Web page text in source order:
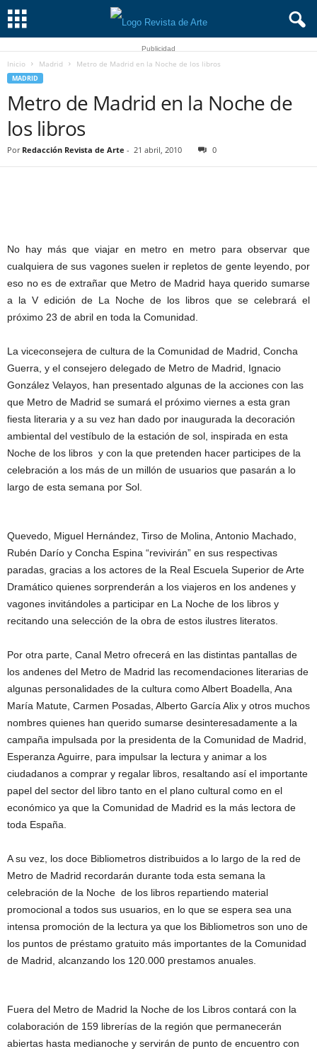
Publicidad
Inicio Madrid Metro de Madrid en la Noche de los libros
MADRID
Metro de Madrid en la Noche de
los libros
Por Redacción Revista de Arte - 21 abril, 2010 0
No hay más que viajar en metro en metro para observar que
cualquiera de sus vagones suelen ir repletos de gente leyendo, por
eso no es de extrañar que Metro de Madrid haya querido sumarse
a la V edición de La Noche de los libros que se celebrará el
próximo 23 de abril en toda la Comunidad.
La viceconsejera de cultura de la Comunidad de Madrid, Concha
Guerra, y el consejero delegado de Metro de Madrid, Ignacio
González Velayos, han presentado algunas de la acciones con las
que Metro de Madrid se sumará el próximo viernes a esta gran
fiesta literaria y a su vez han dado por inaugurada la decoración
ambiental del vestíbulo de la estación de sol, inspirada en esta
Noche de los libros y con la que pretenden hacer participes de la
celebración a los más de un millón de usuarios que pasarán a lo
largo de esta semana por Sol.
Quevedo, Miguel Hernández, Tirso de Molina, Antonio Machado,
Rubén Darío y Concha Espina “revivirán” en sus respectivas
paradas, gracias a los actores de la Real Escuela Superior de Arte
Dramático quienes sorprenderán a los viajeros en los andenes y
vagones invitándoles a participar en La Noche de los libros y
recitando una selección de la obra de estos ilustres literatos.
Por otra parte, Canal Metro ofrecerá en las distintas pantallas de
los andenes del Metro de Madrid las recomendaciones literarias de
algunas personalidades de la cultura como Albert Boadella, Ana
María Matute, Carmen Posadas, Alberto García Alix y otros muchos
nombres quienes han querido sumarse desinteresadamente a la
campaña impulsada por la presidenta de la Comunidad de Madrid,
Esperanza Aguirre, para impulsar la lectura y animar a los
ciudadanos a comprar y regalar libros, resaltando así el importante
papel del sector del libro tanto en el plano cultural como en el
económico ya que la Comunidad de Madrid es la más lectora de
toda España.
A su vez, los doce Bibliometros distribuidos a lo largo de la red de
Metro de Madrid recordarán durante toda esta semana la
celebración de la Noche de los libros repartiendo material
promocional a todos sus usuarios, en lo que se espera sea una
intensa promoción de la lectura ya que los Bibliometros son uno de
los puntos de préstamo gratuito más importantes de la Comunidad
de Madrid, alcanzando los 120.000 prestamos anuales.
Fuera del Metro de Madrid la Noche de los Libros contará con la
colaboración de 159 librerías de la región que permanecerán
abiertas hasta medianoche y servirán de punto de encuentro con